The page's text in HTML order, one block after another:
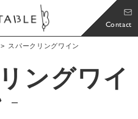
Contact
スパークリングワイン
ングワイ